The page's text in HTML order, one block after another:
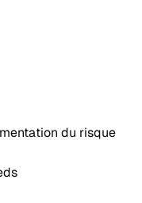
du risque